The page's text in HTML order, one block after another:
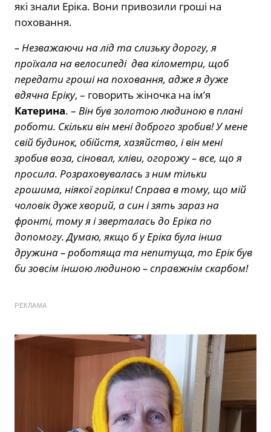
які знали Еріка. Вони привозили гроші на
поховання.
– Незважаючи на лід та слизьку дорогу, я
проїхала на велосипеді два кілометри, щоб
передати гроші на поховання, адже я дуже
вдячна Еріку, – говорить жіночка на ім’я
Катерина. – Він був золотою людиною в плані
роботи. Скільки він мені доброго зробив! У мене
свій будинок, обійстя, хазяйство, і він мені
зробив воза, сіновал, хліви, огорожу – все, що я
просила. Розраховувалась з ним тільки
грошима, ніякої горілки! Справа в тому, що мій
чоловік дуже хворий, а син і зять зараз на
фронті, тому я і зверталась до Еріка по
допомогу. Думаю, якщо б у Еріка була інша
дружина – роботяща та непитуща, то Ерік був
би зовсім іншою людиною – справжнім скарбом!
РЕКЛАМА